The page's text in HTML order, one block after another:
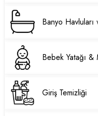
Banyo Havluları
Bebek Yatağı &
Giriş Temizliği